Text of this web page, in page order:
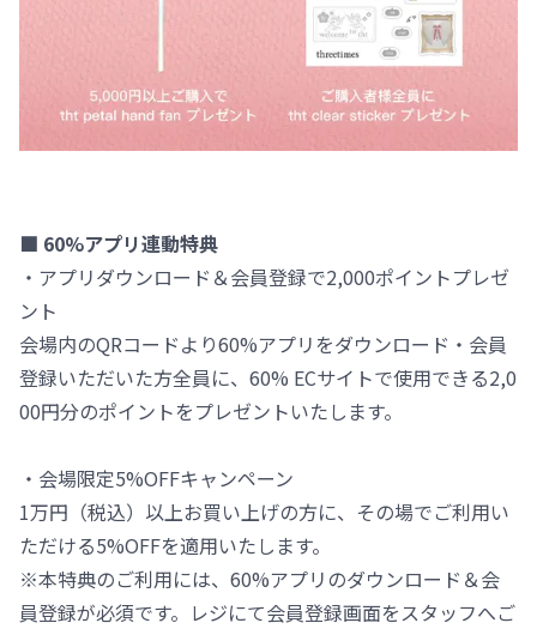
■ 60%アプリ連動特典
・アプリダウンロード＆会員登録で2,000ポイントプレゼ
ント
会場内のQRコードより60%アプリをダウンロード・会員
登録いただいた方全員に、60% ECサイトで使用できる2,0
00円分のポイントをプレゼントいたします。
・会場限定5%OFFキャンペーン
1万円（税込）以上お買い上げの方に、その場でご利用い
ただける5%OFFを適用いたします。
※本特典のご利用には、60%アプリのダウンロード＆会
員登録が必須です。レジにて会員登録画面をスタッフへご